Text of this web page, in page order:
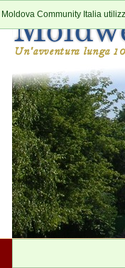
Moldova Community Italia